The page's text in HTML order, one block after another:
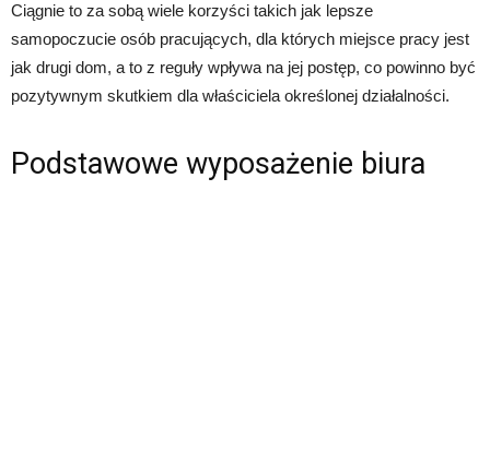
Ciągnie to za sobą wiele korzyści takich jak lepsze
samopoczucie osób pracujących, dla których miejsce pracy jest
jak drugi dom, a to z reguły wpływa na jej postęp, co powinno być
pozytywnym skutkiem dla właściciela określonej działalności.
Podstawowe wyposażenie biura